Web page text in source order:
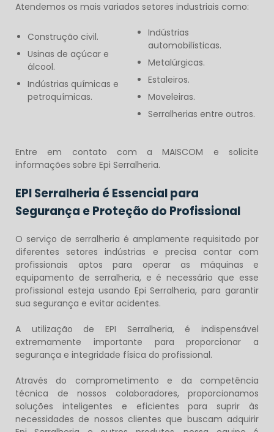
Atendemos os mais variados setores industriais como:
Construção civil.
Usinas de açúcar e
álcool.
Indústrias químicas e
petroquímicas.
Indústrias
automobilísticas.
Metalúrgicas.
Estaleiros.
Moveleiras.
Serralherias entre outros.
Entre em contato com a MAISCOM e solicite
informações sobre Epi Serralheria.
EPI Serralheria é Essencial para
Segurança e Proteção do Profissional
O serviço de serralheria é amplamente requisitado por
diferentes setores indústrias e precisa contar com
profissionais aptos para operar as máquinas e
equipamento de serralheria, e é necessário que esse
profissional esteja usando Epi Serralheria, para garantir
sua segurança e evitar acidentes.
A utilização de EPI Serralheria, é indispensável
extremamente importante para proporcionar a
segurança e integridade física do profissional.
Através do comprometimento e da competência
técnica de nossos colaboradores, proporcionamos
soluções inteligentes e eficientes para suprir às
necessidades de nossos clientes que buscam adquirir